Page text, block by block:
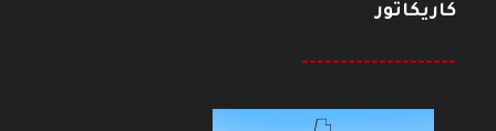
كاريكاتور
--------------------